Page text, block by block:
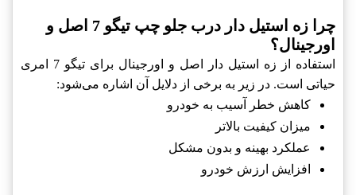
چرا زه استیل دار درب جلو چپ تیگو 7 اصل و
اورجینال؟
استفاده از زه استیل دار اصل و اورجینال برای تیگو 7 امری
حیاتی است. در زیر به برخی از دلایل آن اشاره می‌شود:
کاهش خطر آسیب به خودرو
میزان کیفیت بالاتر
عملکرد بهینه و بدون مشکل
افزایش ارزش خودرو